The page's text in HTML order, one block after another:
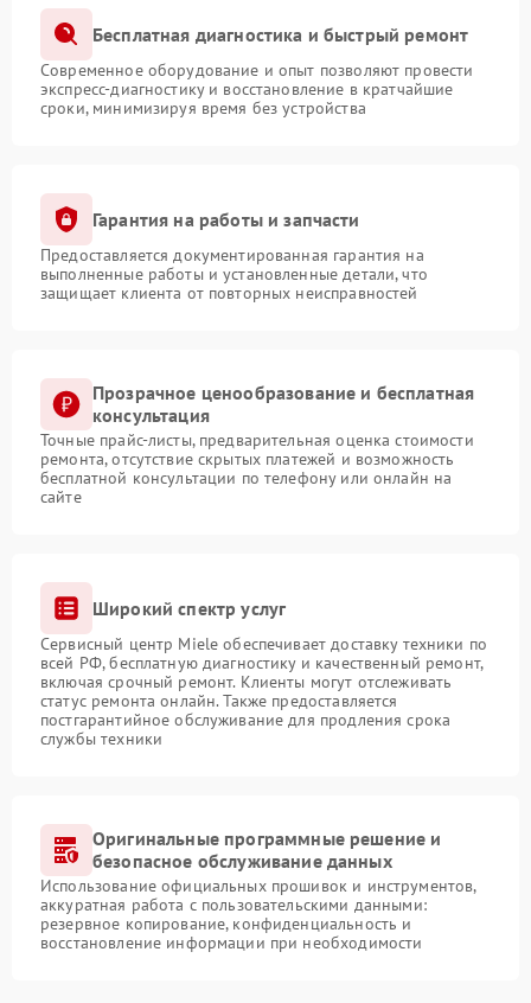
Бесплатная диагностика и быстрый ремонт
Современное оборудование и опыт позволяют провести
экспресс-диагностику и восстановление в кратчайшие
сроки, минимизируя время без устройства
Гарантия на работы и запчасти
Предоставляется документированная гарантия на
выполненные работы и установленные детали, что
защищает клиента от повторных неисправностей
Прозрачное ценообразование и бесплатная
консультация
Точные прайс-листы, предварительная оценка стоимости
ремонта, отсутствие скрытых платежей и возможность
бесплатной консультации по телефону или онлайн на
сайте
Широкий спектр услуг
Сервисный центр Miele обеспечивает доставку техники по
всей РФ, бесплатную диагностику и качественный ремонт,
включая срочный ремонт. Клиенты могут отслеживать
статус ремонта онлайн. Также предоставляется
постгарантийное обслуживание для продления срока
службы техники
Оригинальные программные решение и
безопасное обслуживание данных
Использование официальных прошивок и инструментов,
аккуратная работа с пользовательскими данными:
резервное копирование, конфиденциальность и
восстановление информации при необходимости